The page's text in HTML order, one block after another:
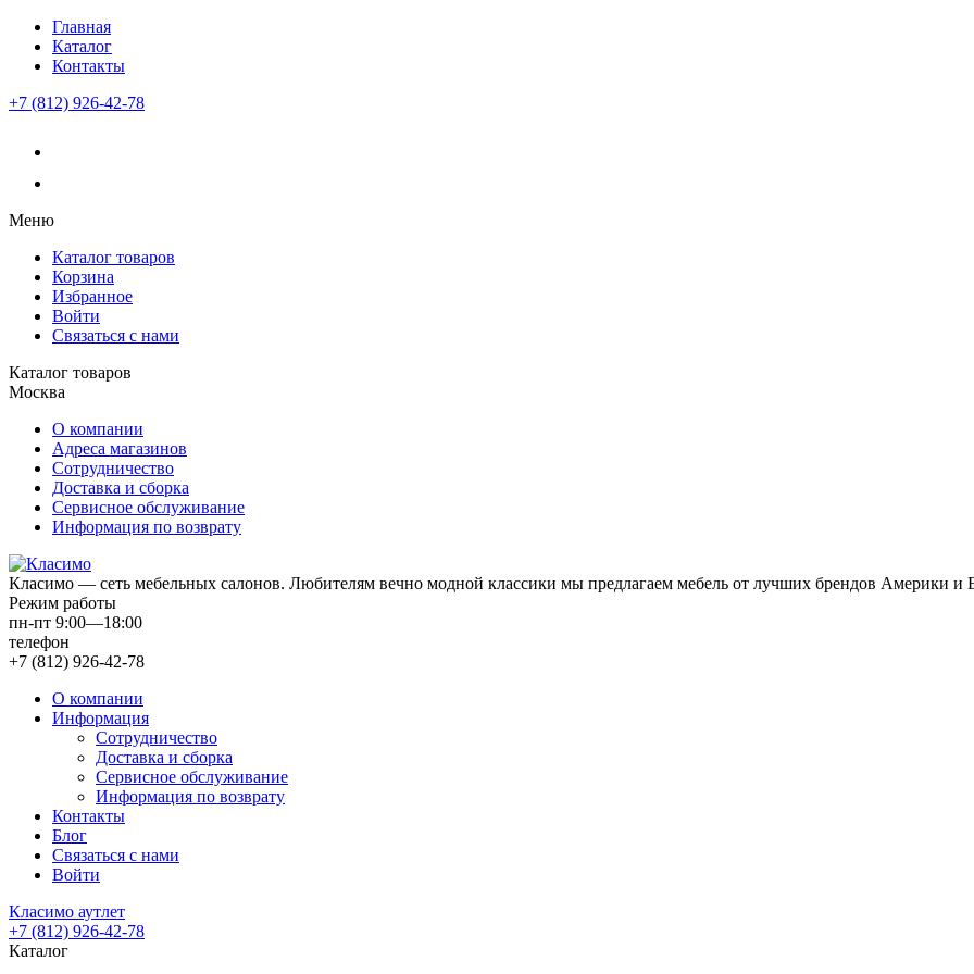
Главная
Каталог
Контакты
+7 (812) 926-42-78
Меню
Каталог товаров
Корзина
Избранное
Войти
Связаться с нами
Каталог товаров
Москва
О компании
Адреса магазинов
Сотрудничество
Доставка и сборка
Сервисное обслуживание
Информация по возврату
Класимо — cеть мебельных салонов. Любителям вечно модной классики мы предлагаем мебель от лучших брендов Америки и
Режим работы
пн-пт 9:00—18:00
телефон
+7 (812) 926-42-78
О компании
Информация
Сотрудничество
Доставка и сборка
Сервисное обслуживание
Информация по возврату
Контакты
Блог
Связаться с нами
Войти
Класимо аутлет
+7 (812) 926-42-78
Каталог